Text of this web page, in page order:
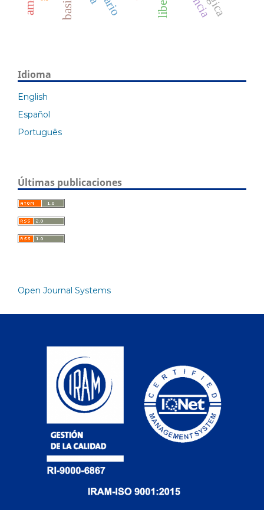
Idioma
English
Español
Português
Últimas publicaciones
Open Journal Systems